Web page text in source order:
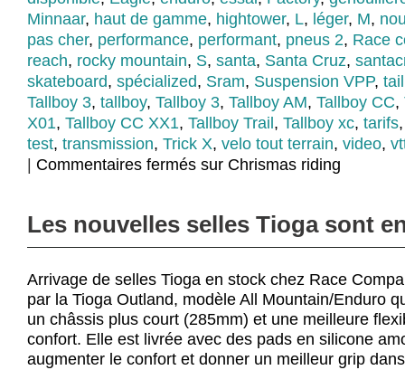
Minnaar, haut de gamme, hightower, L, léger, M,
pas cher, performance, performant, pneus 2, Race
reach, rocky mountain, S, santa, Santa Cruz,
skateboard, spécialized, Sram, Suspension VPP,
Tallboy 3, tallboy, Tallboy 3, Tallboy AM, Tallboy CC,
X01, Tallboy CC XX1, Tallboy Trail , Tallboy xc, tarifs
test, transmission, Trick X, velo tout terrain, video,
Commentaires fermés sur Chrismas riding
Les nouvelles selles Tioga sont
Arrivage de selles Tioga en stock chez Race
par la Tioga Outland, modèle All Mountain/Enduro
un châssis plus court (285mm) et une meilleure
confort. Elle est livrée avec des pads en silicone
augmenter le confort et donner un meilleur grip